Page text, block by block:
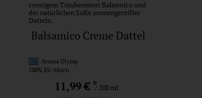
cremigem Traubenmost Balsamico und
der natürlichen Süße sonnengereifter
Datteln.
Balsamico Creme Dattel
Aroma Olymp
100% EU-Misch
11,99 € */ 200 ml